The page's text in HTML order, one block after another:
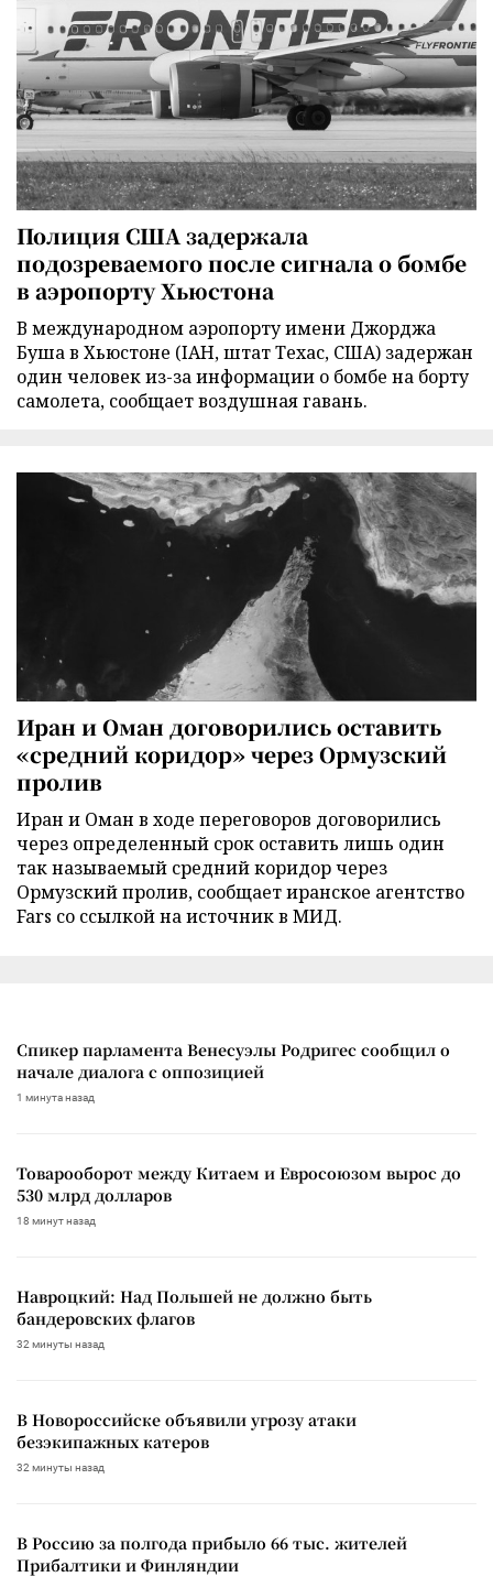
Полиция США задержала
подозреваемого после сигнала о бомбе
в аэропорту Хьюстона
В международном аэропорту имени Джорджа
Буша в Хьюстоне (IAH, штат Техас, США) задержан
один человек из-за информации о бомбе на борту
самолета, сообщает воздушная гавань.
Иран и Оман договорились оставить
«средний коридор» через Ормузский
пролив
Иран и Оман в ходе переговоров договорились
через определенный срок оставить лишь один
так называемый средний коридор через
Ормузский пролив, сообщает иранское агентство
Fars со ссылкой на источник в МИД.
Спикер парламента Венесуэлы Родригес сообщил о
начале диалога с оппозицией
1 минута назад
Товарооборот между Китаем и Евросоюзом вырос до
530 млрд долларов
18 минут назад
Навроцкий: Над Польшей не должно быть
бандеровских флагов
32 минуты назад
В Новороссийске объявили угрозу атаки
безэкипажных катеров
32 минуты назад
В Россию за полгода прибыло 66 тыс. жителей
Прибалтики и Финляндии